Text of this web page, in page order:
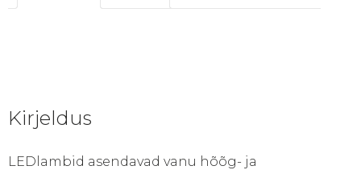
(4713733)
Kirjeldus
LEDlambid asendavad vanu hõõg- ja